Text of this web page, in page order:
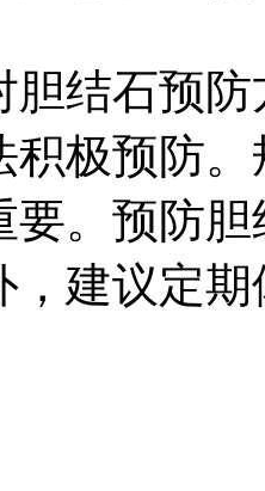
石预防
积极预防
要。预防
，建议定